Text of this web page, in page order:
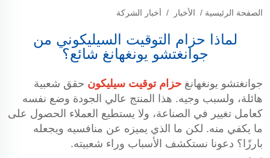
الصفحة الرئيسية / الأخبار / أخبار الشركة
لماذا حزام التوقيت السيليكوني من
جوانغتشو يونغهانغ شائع؟
جوانغتشو يونغهانغ حزام توقيت سيليكون حقق شعبية
هائلة، ولسبب وجيه. هذا المنتج عالي الجودة وضع نفسه
كعامل تغيير في الصناعة، ولا يستطيع العملاء الحصول على
ما يكفي منه. لكن ما الذي يميزه عن منافسيه ويجعله
بارزًا؟ دعونا نستكشف الأسباب وراء شعبيته.